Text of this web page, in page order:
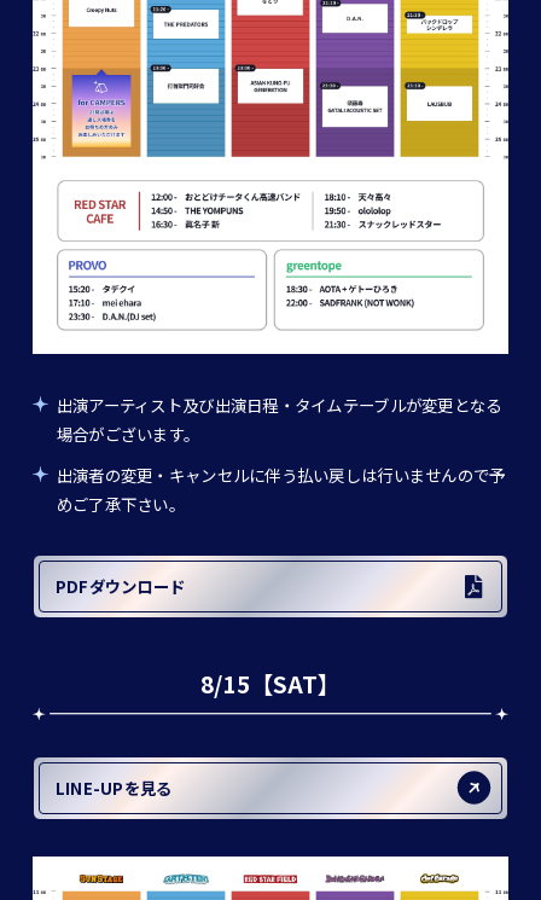
出演アーティスト及び出演日程・タイムテーブルが変更となる
場合がございます。
出演者の変更・キャンセルに伴う払い戻しは行いませんので予
めご了承下さい。
PDFダウンロード
8/15【SAT】
LINE-UPを見る